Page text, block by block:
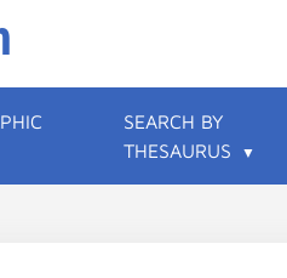
SEARCH BY
THESAURUS